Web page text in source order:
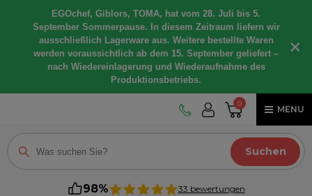
EGOchef, Giblors, TOMA, hat vom 28. Juli bis 5.
September Sommerpause. In diesem Zeitraum liefern wir
ausschließlich Lagerware aus. Weitere bestellte Waren
werden voraussichtlich ab dem 15. September geliefert –
nach Wiedereinlagerung und Wiederaufnahme des
Produktionsbetriebs.
×
0
MENU
Suchen
98% 33 bewertungen